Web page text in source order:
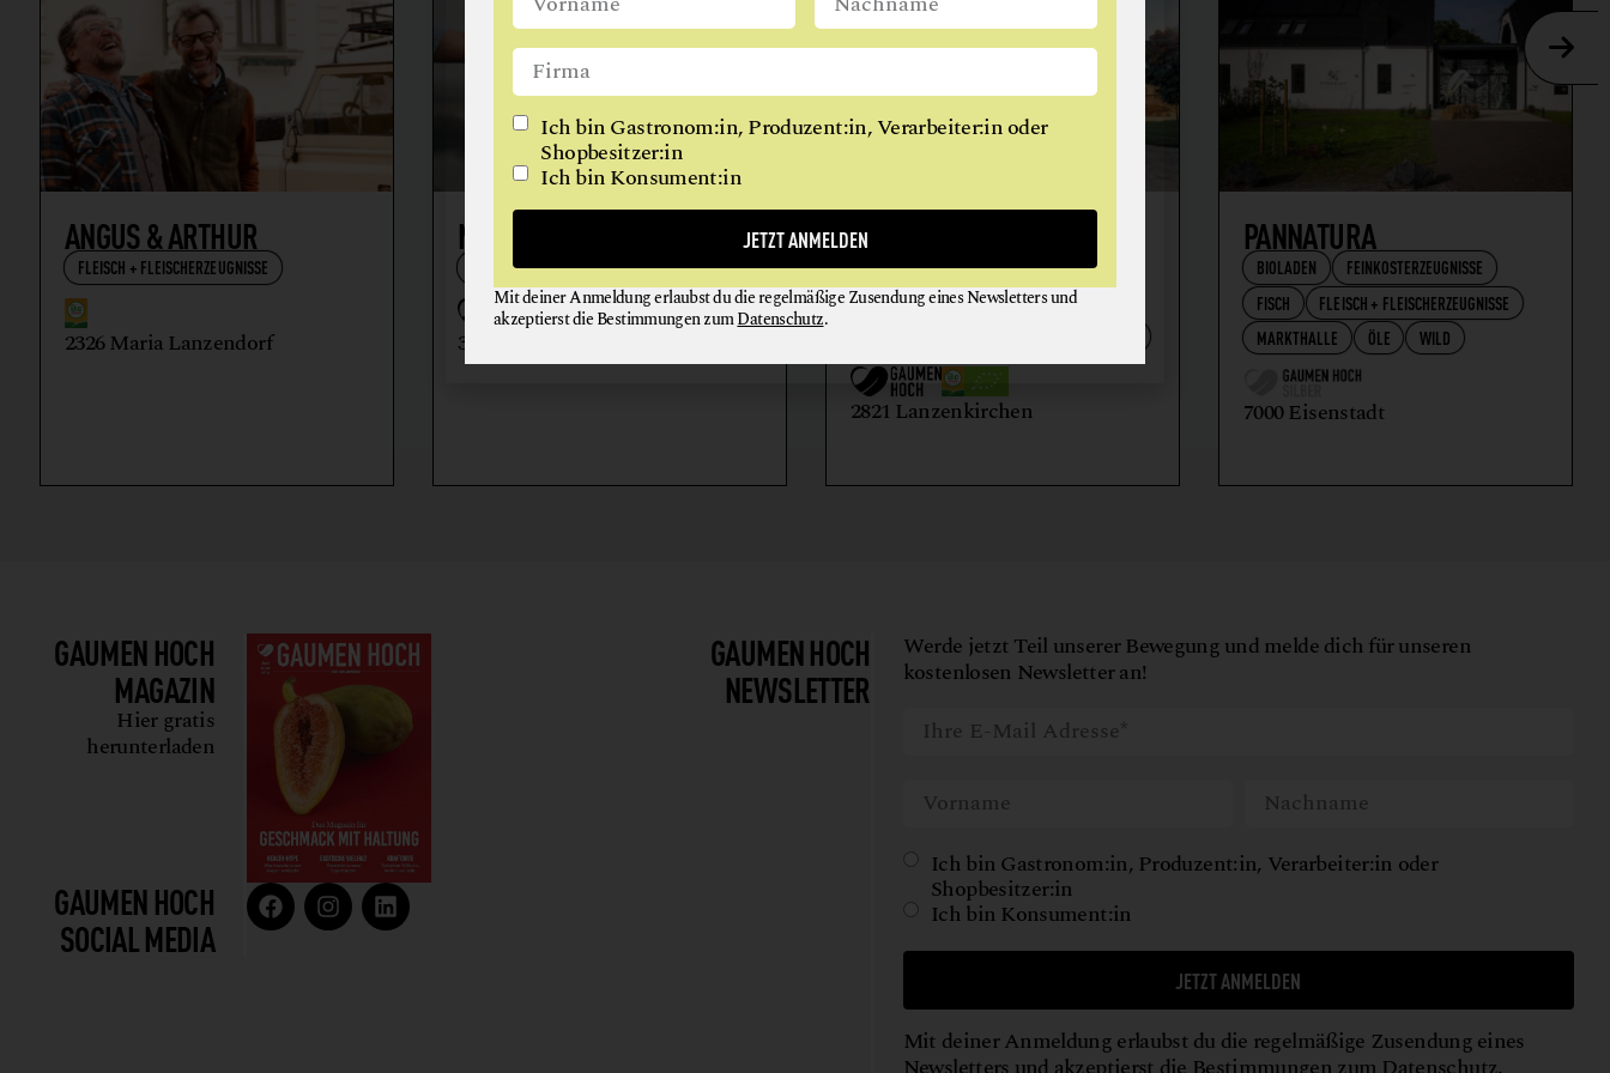
WIEN
ANGUS & ARTHUR
FLEISCH + FLEISCHERZEUGNISSE
2326 Maria Lanzendorf
NIKOLAIHOF
3512 Mautern an der Donau
BIO-LANDWIRTSCHAFT
LILIENHOF
EIER + EIPRODUKTE
GEMÜSE
2821 Lanzenkirchen
PANNATURA
BIOLADEN
FEINKOSTERZEUGNISSE
FISCH
FLEISCH + FLEISCHERZEUGNISSE
MARKTHALLE
ÖLE WILD
7000 Eisenstadt
GAUMEN HOCH
MAGAZIN
Hier gratis
herunterladen
GAUMEN HOCH
SOCIAL MEDIA
GAUMEN HOCH
NEWSLETTER
Werde jetzt Teil unserer Bewegung und melde dich für unseren
kostenlosen Newsletter an!
Ich bin Gastronom:in, Produzent:in, Verarbeiter:in oder
Shopbesitzer:in
Ich bin Konsument:in
JETZT ANMELDEN
Mit deiner Anmeldung erlaubst du die regelmäßige Zusendung eines
Ich bin Gastronom:in, Produzent:in, Verarbeiter:in oder
Shopbesitzer:in
Ich bin Konsument:in
JETZT ANMELDEN
Mit deiner Anmeldung erlaubst du die regelmäßige Zusendung eines Newsletters und
akzeptierst die Bestimmungen zumDatenschutz.